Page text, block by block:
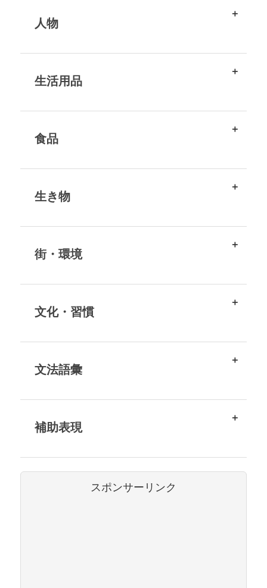
人物
生活用品
食品
生き物
街・環境
文化・習慣
文法語彙
補助表現
スポンサーリンク